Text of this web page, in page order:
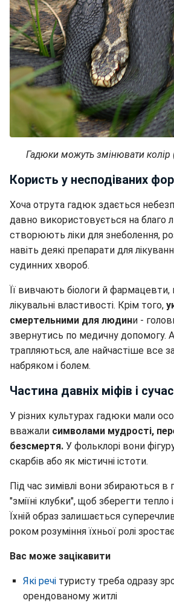
Гадюки можуть змінювати колір
Користь у несподіваних
Хоча отрута гадюк здається
давно використовується на благо
створюють ліки для знеболення,
навіть деякі препарати для
судинних хвороб.
Її вивчають біологи й
лікувальні властивості. Крім того,
смертельними для людини -
звернутись по медичну допомогу.
трапляються, але найчастіше все
набряком і болем.
Частина давніх міфів і
У різних культурах гадюки мали
вважали символами мудрості,
безсмертя. У фольклорі вони
скарбів або як містичні істоти.
Під час зимівлі вони збираються
"зміїні клубки", щоб зберегти
Їхній образ залишається
роком розуміння їхньої ролі
Вас може зацікавити
Які речі туристу треба одразу
орендованому житлі